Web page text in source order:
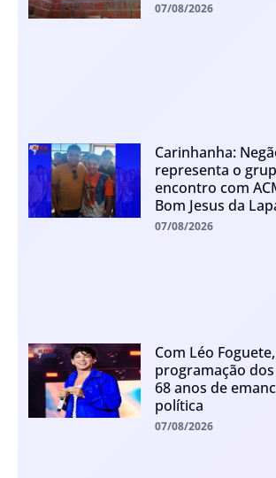
07/08/2026
Carinhanha:
representa o
encontro com
Bom Jesus da
07/08/2026
Com Léo
programação
68 anos de
política
07/08/2026